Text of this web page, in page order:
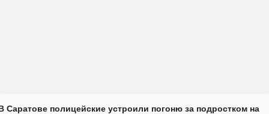
Саратове полицейские устроили погоню за подростком на